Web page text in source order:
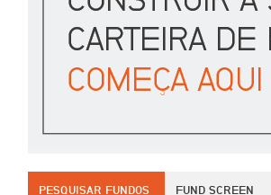
PESQUISAR FUNDOS FUND SCREEN